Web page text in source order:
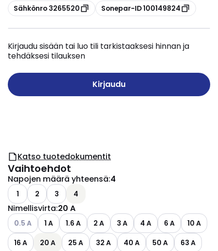
Kopioi
Sähkönro 3265520 Kopioi
Sonepar-ID 100149824
Kirjaudu sisään tai luo tili tarkistaaksesi hinnan ja
tehdäksesi tilauksen
Kirjaudu
Katso tuotedokumentit
Vaihtoehdot
Napojen määrä yhteensä:4
1 2 3 4
Nimellisvirta:20 A
Katso käytettävissä olevat vaihtoehdot
0.5 A 1 A 1.6 A 2 A 3 A 4 A 6 A
10 A
16 A
20 A 25 A 32 A 40 A 50 A 63 A